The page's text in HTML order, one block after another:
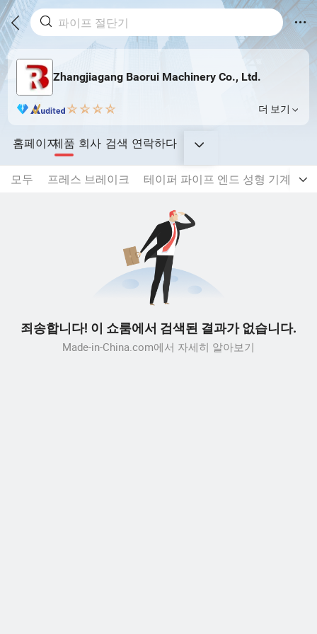
Zhangjiagang Baorui Machinery Co., Ltd.
더 보기
홈페이지제품 회사 검색 연락하다
모두 프레스 브레이크 테이퍼 파이프 엔드 성형 기계
죄송합니다! 이 쇼룸에서 검색된 결과가 없습니다.
Made-in-China.com에서 자세히 알아보기